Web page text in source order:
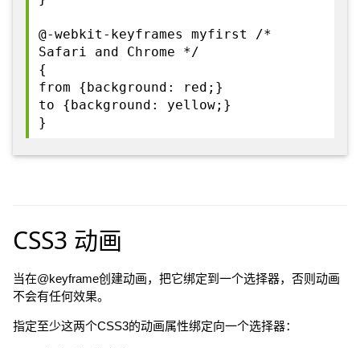
@-webkit-keyframes myfirst /*
Safari and Chrome */
{
from {background: red;}
to {background: yellow;}
}
CSS3 动画
当在@keyframe创建动画，把它绑定到一个选择器，否则动画
不会有任何效果。
指定至少这两个CSS3的动画属性绑定向一个选择器：